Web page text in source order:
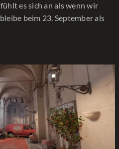
es sich an als wenn wir
beim 23. September als